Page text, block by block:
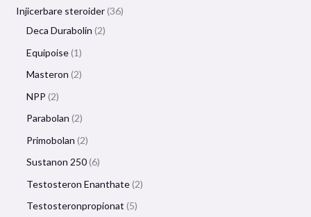
Injicerbare steroider 36
Deca Durabolin 2
Equipoise 1
Masteron 2
NPP 2
Parabolan 2
Primobolan 2
Sustanon 250 6
Testosteron Enanthate 2
Testosteronpropionat 5